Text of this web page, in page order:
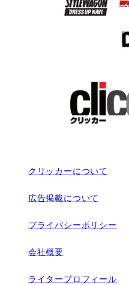
クリッカーについて
広告掲載について
プライバシーポリシー
会社概要
ライタープロフィール